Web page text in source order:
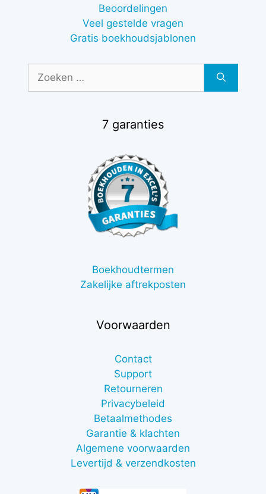
Beoordelingen
Veel gestelde vragen
Gratis boekhoudsjablonen
naar:
7 garanties
Boekhoudtermen
Zakelijke aftrekposten
Voorwaarden
Contact
Support
Retourneren
Privacybeleid
Betaalmethodes
Garantie & klachten
Algemene voorwaarden
Levertijd & verzendkosten